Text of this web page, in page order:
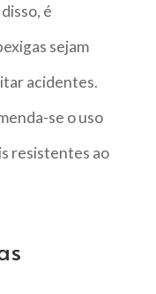
é
sejam
acidentes.
se o uso
resistentes ao